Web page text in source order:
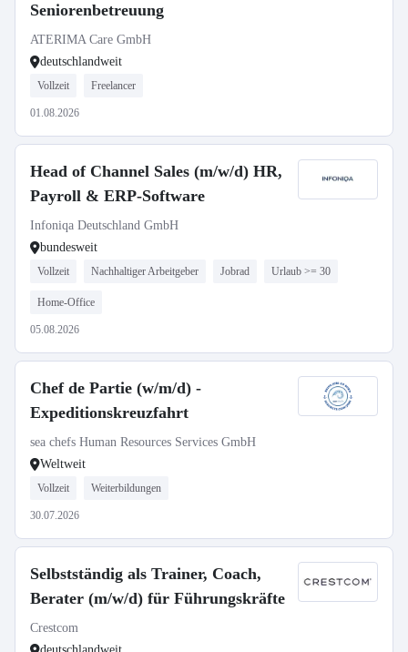
Seniorenbetreuung
ATERIMA Care GmbH
deutschlandweit
Vollzeit Freelancer
01.08.2026
Head of Channel Sales (m/w/d) HR,
Payroll & ERP-Software
Infoniqa Deutschland GmbH
bundesweit
Vollzeit Nachhaltiger Arbeitgeber Jobrad Urlaub >= 30
Home-Office
05.08.2026
Chef de Partie (w/m/d) -
Expeditionskreuzfahrt
sea chefs Human Resources Services GmbH
Weltweit
Vollzeit Weiterbildungen
30.07.2026
Selbstständig als Trainer, Coach,
Berater (m/w/d) für Führungskräfte
Crestcom